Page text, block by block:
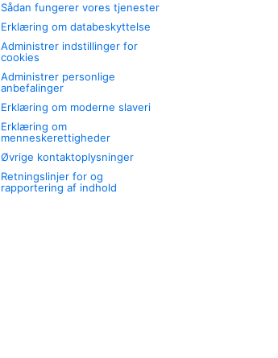
Sådan fungerer vores tjenester
Erklæring om databeskyttelse
Administrer indstillinger for
cookies
Administrer personlige
anbefalinger
Erklæring om moderne slaveri
Erklæring om
menneskerettigheder
Øvrige kontaktoplysninger
Retningslinjer for og
rapportering af indhold